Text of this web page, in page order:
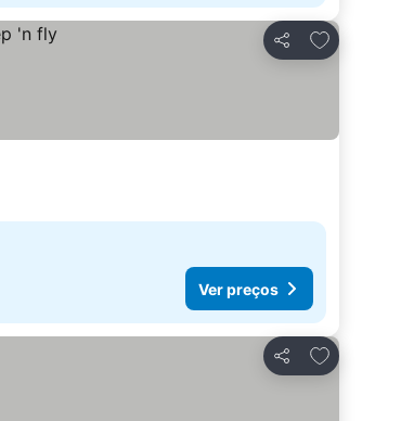
Partilhar
Adicionar
Ver preços
Partilhar
Adicionar